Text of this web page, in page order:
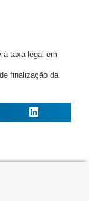
à taxa legal em
finalização da